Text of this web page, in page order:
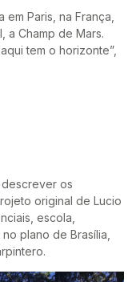
Paris, na França,
a Champ de Mars.
tem o horizonte”,
descrever os
original de Lucio
escola,
plano de Brasília,